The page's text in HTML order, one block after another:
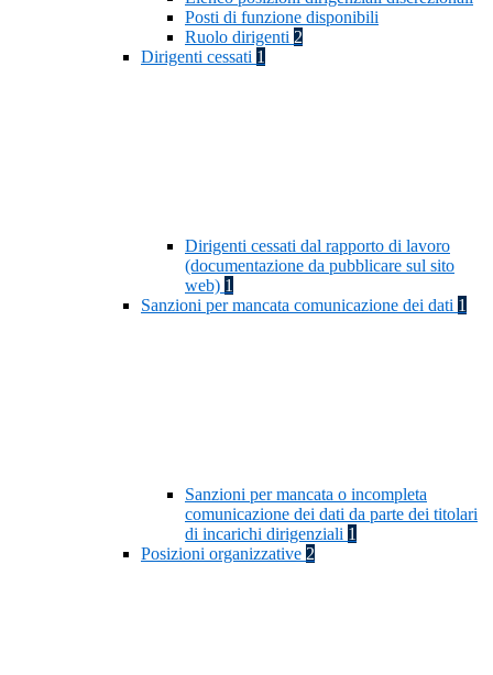
Posti di funzione disponibili
Ruolo dirigenti 2
Dirigenti cessati 1
Dirigenti cessati dal rapporto di lavoro
(documentazione da pubblicare sul sito
web) 1
Sanzioni per mancata comunicazione dei dati 1
Sanzioni per mancata o incompleta
comunicazione dei dati da parte dei titolari
di incarichi dirigenziali 1
Posizioni organizzative 2